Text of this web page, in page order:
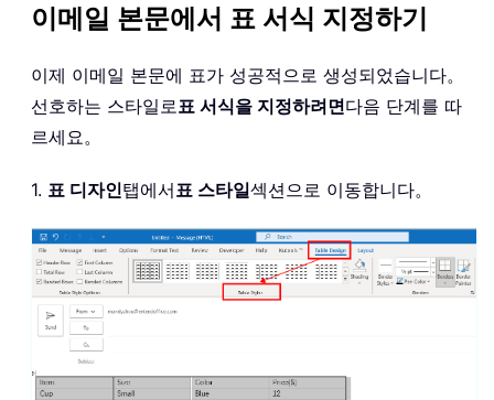
이메일 본문에서 표 서식 지정하기
이제 이메일 본문에 표가 성공적으로 생성되었습니다。
선호하는 스타일로표 서식을 지정하려면다음 단계를 따
르세요。
1. 표 디자인탭에서표 스타일섹션으로 이동합니다。